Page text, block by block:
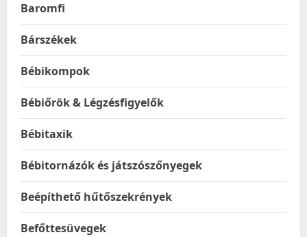
Baromfi
Bárszékek
Bébikompok
Bébiőrök & Légzésfigyelők
Bébitaxik
Bébitornázók és játszószőnyegek
Beépíthető hűtőszekrények
Befőttesüvegek